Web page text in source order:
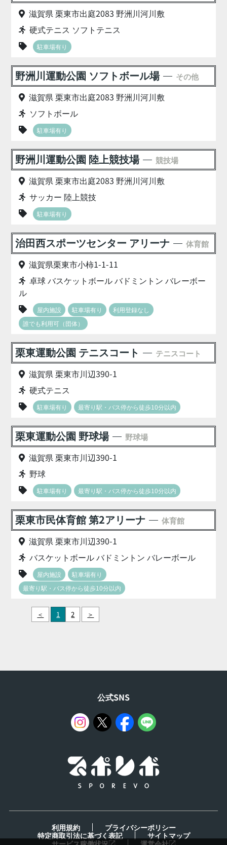
滋賀県 栗東市出庭2083 野洲川河川敷
硬式テニス ソフトテニス
駐車場有り
野洲川運動公園 ソフトボール場 その他
滋賀県 栗東市出庭2083 野洲川河川敷
ソフトボール
駐車場有り
野洲川運動公園 陸上競技場 競技場
滋賀県 栗東市出庭2083 野洲川河川敷
サッカー 陸上競技
駐車場有り
治田西スポーツセンター アリーナ 体育館
滋賀県栗東市小柿1-1-11
卓球 バスケットボール バドミントン バレーボー
ル
屋内施設 駐車場有り
利用登録なし
誰でも利用可（団体）
栗東運動公園 テニスコート テニスコート
滋賀県 栗東市川辺390-1
硬式テニス
駐車場有り 最寄り駅・バス停から徒歩10分以内
栗東運動公園 野球場 野球場
滋賀県 栗東市川辺390-1
野球
駐車場有り 最寄り駅・バス停から徒歩10分以内
栗東市民体育館 第2アリーナ 体育館
滋賀県 栗東市川辺390-1
バスケットボール バドミントン バレーボール
屋内施設
駐車場有り
最寄り駅・バス停から徒歩10分以内
＜ 1 2 ＞
公式SNS
利用規約
プライバシーポリシー
特定商取引法に基づく表記
サイトマップ